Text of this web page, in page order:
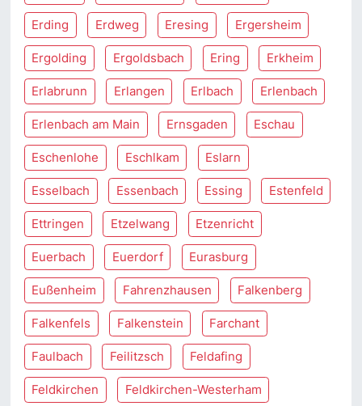
Erding Erdweg Eresing Ergersheim
Ergolding Ergoldsbach Ering Erkheim
Erlabrunn Erlangen Erlbach Erlenbach
Erlenbach am Main Ernsgaden Eschau
Eschenlohe Eschlkam Eslarn
Esselbach Essenbach Essing Estenfeld
Ettringen Etzelwang Etzenricht
Euerbach Euerdorf Eurasburg
Eußenheim Fahrenzhausen Falkenberg
Falkenfels Falkenstein Farchant
Faulbach Feilitzsch Feldafing
Feldkirchen Feldkirchen-Westerham